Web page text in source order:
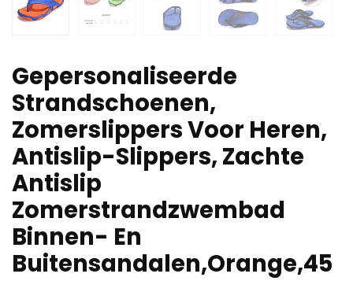
Gepersonaliseerde
Strandschoenen,
Zomerslippers Voor Heren,
Antislip-Slippers, Zachte
Antislip
Zomerstrandzwembad
Binnen- En
Buitensandalen,Orange,45